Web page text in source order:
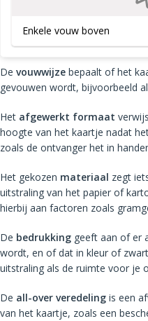
Enkele vouw boven
De vouwwijze bepaalt of het
gevouwen wordt, bijvoorbeeld
Het afgewerkt formaat
hoogte van het kaartje nadat
zoals de ontvanger het in
Het gekozen materiaal zegt
uitstraling van het papier of
hierbij aan factoren zoals
De bedrukking geeft aan of er
wordt, en of dat in kleur of
uitstraling als de ruimte voor je
De all-over veredeling is een
van het kaartje, zoals een